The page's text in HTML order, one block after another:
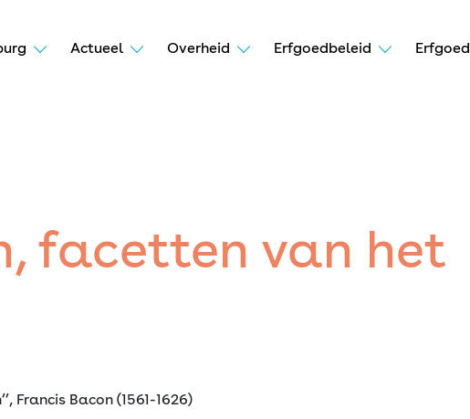
Actueel Overheid Erfgoedbeleid Erfgoed
facetten van het
Francis Bacon (1561-1626)